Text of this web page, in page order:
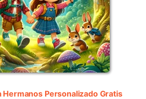
Hermanos Personalizado Gratis